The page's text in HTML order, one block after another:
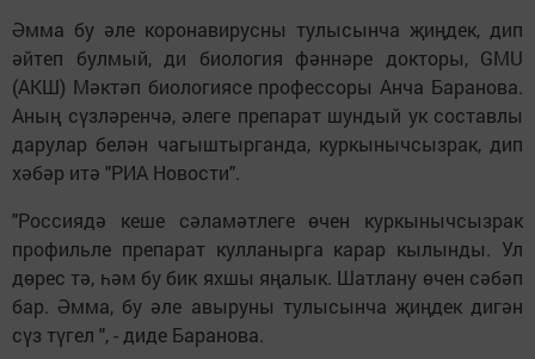
Әмма бу әле коронавирусны тулысынча җиңдек, дип
әйтеп булмый, ди биология фәннәре докторы, GMU
(АКШ) Мәктәп биологиясе профессоры Анча Баранова.
Аның сүзләренчә, әлеге препарат шундый ук составлы
дарулар белән чагыштырганда, куркынычсызрак, дип
хәбәр итә "РИА Новости".
"Россиядә кеше сәламәтлеге өчен куркынычсызрак
профильле препарат кулланырга карар кылынды. Ул
дөрес тә, һәм бу бик яхшы яңалык. Шатлану өчен сәбәп
бар. Әмма, бу әле авыруны тулысынча җиңдек дигән
сүз түгел ", - диде Баранова.